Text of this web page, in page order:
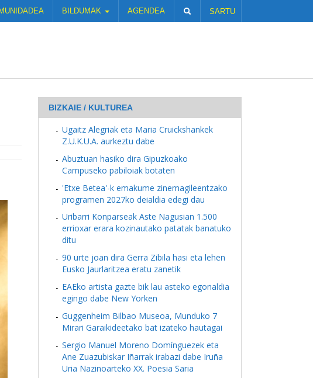
BILDUMAK AGENDEA SARTU
BIZKAIE / KULTUREA
Ugaitz Alegriak eta Maria Cruickshankek
Z.U.K.U.A. aurkeztu dabe
Abuztuan hasiko dira Gipuzkoako
Campuseko pabiloiak botaten
'Etxe Betea'-k emakume zinemagileentzako
programen 2027ko deialdia edegi dau
Uribarri Konparseak Aste Nagusian 1.500
errioxar erara kozinautako patatak banatuko
ditu
90 urte joan dira Gerra Zibila hasi eta lehen
Eusko Jaurlaritzea eratu zanetik
EAEko artista gazte bik lau asteko egonaldia
egingo dabe New Yorken
Guggenheim Bilbao Museoa, Munduko 7
Mirari Garaikideetako bat izateko hautagai
Sergio Manuel Moreno Domínguezek eta
Ane Zuazubiskar Iñarrak irabazi dabe Iruña
Uria Nazinoarteko XX. Poesia Saria